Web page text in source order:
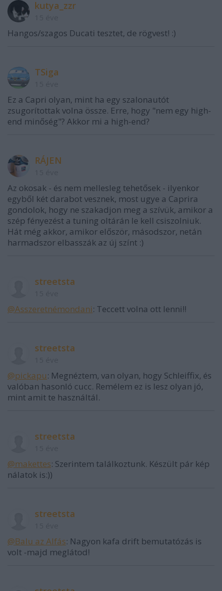
kutya_zzr
Hangos/szagos Ducati tesztet, de rögvest! :)
TSiga
Ez a Capri olyan, mint ha egy szalonautót
zsugorítottak volna össze. Erre, hogy "nem egy high-
end minőség"? Akkor mi a high-end?
RÁJEN
Az okosak - és nem mellesleg tehetősek - ilyenkor
egyből két darabot vesznek, most ugye a Caprira
gondolok, hogy ne szakadjon meg a szívük, amikor a
szép fényezést a tuning oltárán le kell csiszolniuk.
Hát még akkor, amikor először, másodszor, netán
harmadszor elbasszák az új színt :)
streetsta
@Asszeretnémondani: Teccett volna ott lenni!!
streetsta
@pickapu: Megnéztem, van olyan, hogy Schleiffix, és
valóban hasonló cucc. Remélem ez is lesz olyan jó,
mint amit te használtál.
streetsta
@makettes: Szerintem találkoztunk. Készült pár kép
nálatok is:))
streetsta
@Balu az Alfás: Nagyon kafa drift bemutatózás is
volt -majd meglátod!